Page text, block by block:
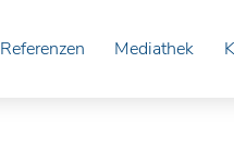
Referenzen Mediathek